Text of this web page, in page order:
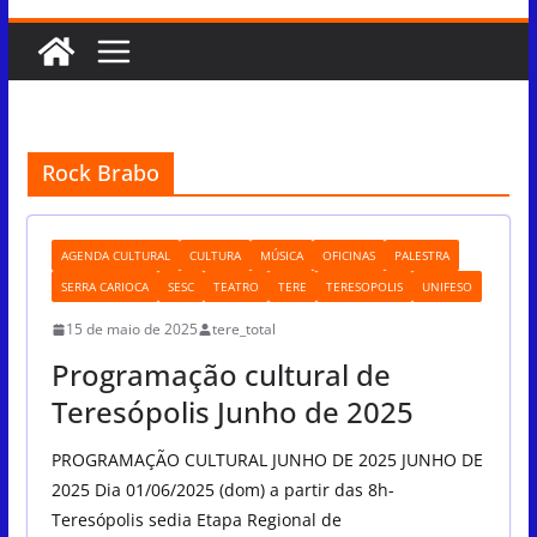
Rock Brabo
AGENDA CULTURAL CULTURA MÚSICA OFICINAS
PALESTRA
SERRA CARIOCA
SESC TEATRO TERE TERESOPOLIS UNIFESO
15 de maio de 2025 tere_total
Programação cultural de
Teresópolis Junho de 2025
PROGRAMAÇÃO CULTURAL JUNHO DE 2025 JUNHO DE
2025 Dia 01/06/2025 (dom) a partir das 8h-
Teresópolis sedia Etapa Regional de